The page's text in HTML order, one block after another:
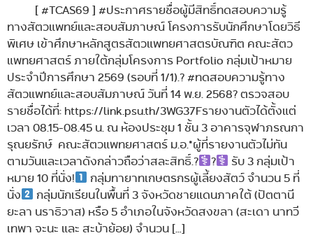
[ #TCAS69 ] #ประกาศรายชื่อผู้มีสิทธิ์ทดสอบความรู้
ทางสัตวแพทย์และสอบสัมภาษณ์ โครงการรับนักศึกษาโดยวิธี
พิเศษ เข้าศึกษาหลักสูตรสัตวแพทยศาสตรบัณฑิต คณะสัตว
แพทยศาสตร์ ภายใต้กลุ่มโครงการ Portfolio กลุ่มเป้าหมาย
ประจำปีการศึกษา 2569 (รอบที่ 1/1).? #ทดสอบความรู้ทาง
สัตวแพทย์และสอบสัมภาษณ์ วันที่ 14 พ.ย. 2568? ตรวจสอบ
รายชื่อได้ที่: https://link.psu.th/3WG37Fรายงานตัวได้ตั้งแต่
เวลา 08.15-08.45 น. ณ ห้องประชุม 1 ชั้น 3 อาคารจุฬาภรณกา
รุณยรักษ์ คณะสัตวแพทยศาสตร์ ม.อ.*ผู้ที่รายงานตัวไม่ทัน
ตามวันและเวลาดังกล่าวถือว่าสละสิทธิ์.?‍
?‍
รับ 3 กลุ่มเป้า
หมาย 10 ที่นั่ง!
กลุ่มทายาทเกษตรกรผู้เลี้ยงสัตว์ จำนวน 5 ที่
นั่ง
กลุ่มนักเรียนในพื้นที่ 3 จังหวัดชายแดนภาคใต้ (ปัตตานี
ยะลา นราธิวาส) หรือ 5 อำเภอในจังหวัดสงขลา (สะเดา นาทวี
เทพา จะนะ และ สะบ้าย้อย) จำนวน […]